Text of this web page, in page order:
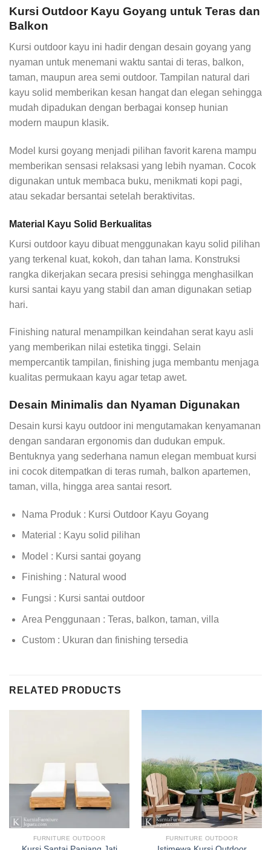
Kursi Outdoor Kayu Goyang untuk Teras dan
Balkon
Kursi outdoor kayu ini hadir dengan desain goyang yang
nyaman untuk menemani waktu santai di teras, balkon,
taman, maupun area semi outdoor. Tampilan natural dari
kayu solid memberikan kesan hangat dan elegan sehingga
mudah dipadukan dengan berbagai konsep hunian
modern maupun klasik.
Model kursi goyang menjadi pilihan favorit karena mampu
memberikan sensasi relaksasi yang lebih nyaman. Cocok
digunakan untuk membaca buku, menikmati kopi pagi,
atau sekadar bersantai setelah beraktivitas.
Material Kayu Solid Berkualitas
Kursi outdoor kayu dibuat menggunakan kayu solid pilihan
yang terkenal kuat, kokoh, dan tahan lama. Konstruksi
rangka dikerjakan secara presisi sehingga menghasilkan
kursi santai kayu yang stabil dan aman digunakan setiap
hari.
Finishing natural menampilkan keindahan serat kayu asli
yang memberikan nilai estetika tinggi. Selain
mempercantik tampilan, finishing juga membantu menjaga
kualitas permukaan kayu agar tetap awet.
Desain Minimalis dan Nyaman Digunakan
Desain kursi kayu outdoor ini mengutamakan kenyamanan
dengan sandaran ergonomis dan dudukan empuk.
Bentuknya yang sederhana namun elegan membuat kursi
ini cocok ditempatkan di teras rumah, balkon apartemen,
taman, villa, hingga area santai resort.
Nama Produk : Kursi Outdoor Kayu Goyang
Material : Kayu solid pilihan
Model : Kursi santai goyang
Finishing : Natural wood
Fungsi : Kursi santai outdoor
Area Penggunaan : Teras, balkon, taman, villa
Custom : Ukuran dan finishing tersedia
RELATED PRODUCTS
FURNITURE OUTDOOR FURNITURE OUTDOOR